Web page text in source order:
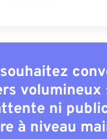
volumineux
ni
à niveau